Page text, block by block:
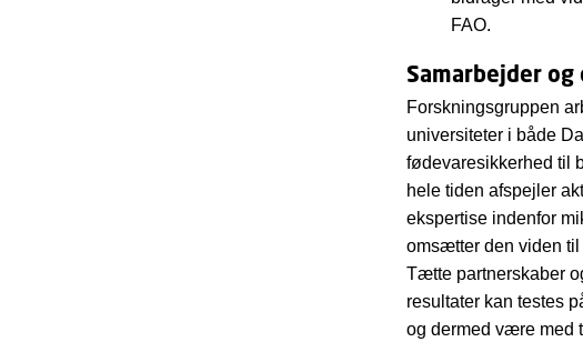
FAO.
Samarbejder
Forskningsgruppen
universiteter i både
fødevaresikkerhed til
hele tiden afspejler
ekspertise indenfor
omsætter den viden
Tætte partnerskaber
resultater kan testes
og dermed være med